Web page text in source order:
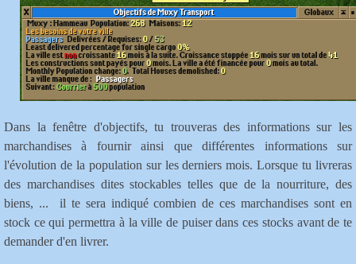
Dans la fenêtre d'objectifs, tu trouveras des informations sur les
marchandises à fournir ainsi que différentes informations sur
l'évolution de la population sur les derniers mois. Lorsque tu livreras
des marchandises dites stockables telles que de la nourriture, des
biens, ... il te sera indiqué combien de ces marchandises sont en
stock ce qui permettra à la ville de puiser dans ces stocks avant de te
demander d'en livrer.